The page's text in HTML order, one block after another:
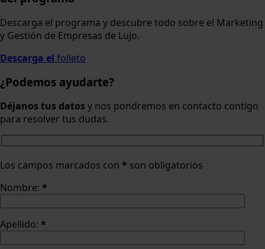
Descarga el programa y descubre todo sobre el Marketing
y Gestión de Empresas de Lujo.
Descarga el folleto
¿Podemos ayudarte?
Déjanos tus datos y nos pondremos en contacto contigo
para resolver tus dudas.
Los campos marcados con * son obligatorios
Nombre: *
Apellido: *